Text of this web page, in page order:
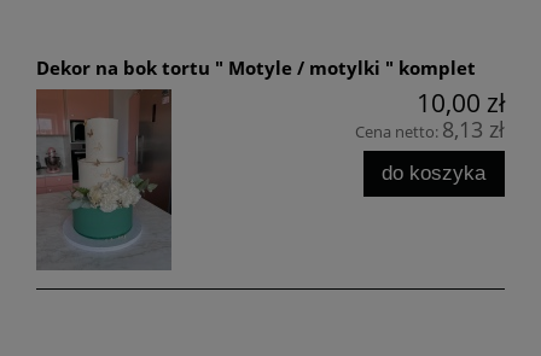
Dekor na bok tortu " Motyle / motylki " komplet
10,00 zł
Cena netto: 8,13 zł
do koszyka